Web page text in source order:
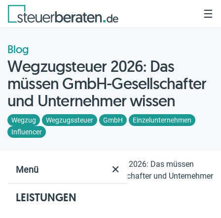
Menü ✕
LEISTUNGEN
☰
Blog
Wegzugsteuer 2026: Das
müssen GmbH-Gesellschafter
und Unternehmer wissen
Wegzug Wegzugssteuer GmbH
Einzelunternehmen
Influencer
Home
Wegzugsteuer 2026: Das müssen
GmbH-Gesellschafter und Unternehmer